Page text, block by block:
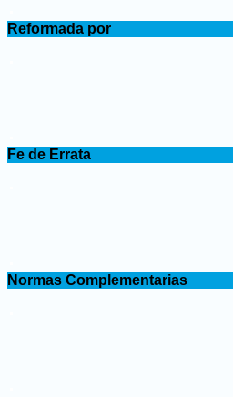
Reformada por
Fe de Errata
Normas Complementarias